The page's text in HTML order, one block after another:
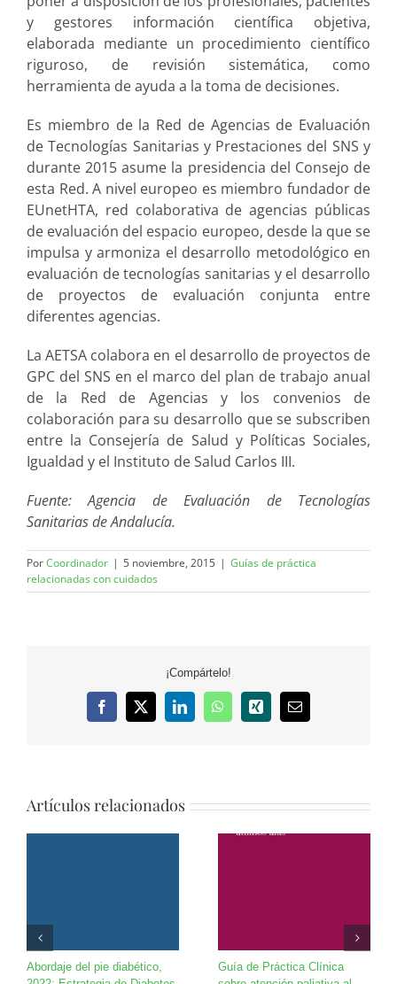
y gestores información científica objetiva,
elaborada mediante un procedimiento científico
riguroso, de revisión sistemática, como
herramienta de ayuda a la toma de decisiones.
Es miembro de la Red de Agencias de Evaluación
de Tecnologías Sanitarias y Prestaciones del SNS y
durante 2015 asume la presidencia del Consejo de
esta Red. A nivel europeo es miembro fundador de
EUnetHTA, red colaborativa de agencias públicas
de evaluación del espacio europeo, desde la que se
impulsa y armoniza el desarrollo metodológico en
evaluación de tecnologías sanitarias y el desarrollo
de proyectos de evaluación conjunta entre
diferentes agencias.
La AETSA colabora en el desarrollo de proyectos de
GPC del SNS en el marco del plan de trabajo anual
de la Red de Agencias y los convenios de
colaboración para su desarrollo que se subscriben
entre la Consejería de Salud y Políticas Sociales,
Igualdad y el Instituto de Salud Carlos III.
Fuente: Agencia de Evaluación de Tecnologías
Sanitarias de Andalucía.
PorCoordinador | 5 noviembre, 2015 | Guías de práctica
relacionadas con cuidados
¡Compártelo!
Facebook
X LinkedInWhatsApp
Xing
Correo
electrónico
Artículos relacionados
Abordaje del pie diabético,
Guía de Práctica Clínica